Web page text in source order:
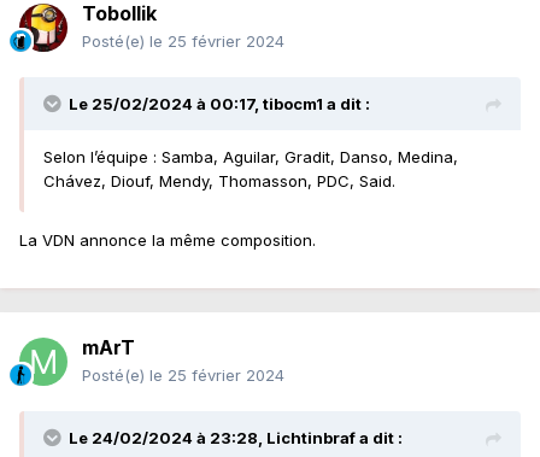
Tobollik
Posté(e) le 25 février 2024
Le 25/02/2024 à 00:17, tibocm1 a dit :
Selon l’équipe : Samba, Aguilar, Gradit, Danso, Medina,
Chávez, Diouf, Mendy, Thomasson, PDC, Said.
La VDN annonce la même composition.
mArT
Posté(e) le 25 février 2024
Le 24/02/2024 à 23:28, Lichtinbrafa dit :